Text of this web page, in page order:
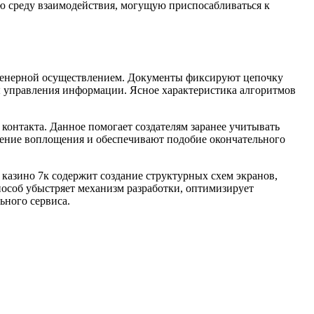
взаимодействия, могущую приспосабливаться к
осуществлением. Документы фиксируют цепочку
информации. Ясное характеристика алгоритмов
Данное помогает создателям заранее учитывать
воплощения и обеспечивают подобие окончательного
7к содержит создание структурных схем экранов,
убыстряет механизм разработки, оптимизирует
сервиса.